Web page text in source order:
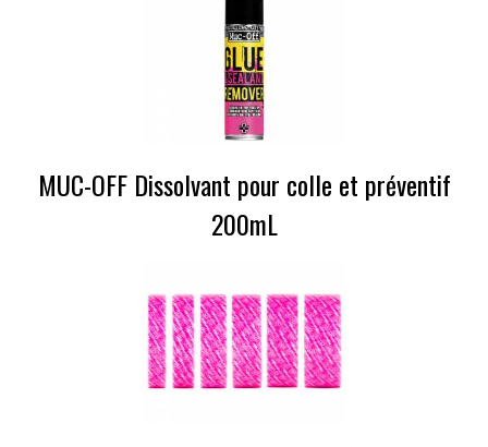
MUC-OFF Dissolvant pour colle et préventif
200mL